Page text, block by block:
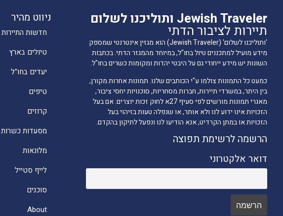
ניווט מהיר
חדשות התיירות
טיולים בארץ
יעדים בחו"ל
טיפים
קרוזים
מסעדות כשרות
מלונאות
לייף סטייל
סוכנים
About
Jewish Traveler ותוליכנו לשלום
תיירות לציבור הדתי
'ותוליכנו לשלום' (Jewish Traveler) הוא מגזין אינטרנטי שמספק
מידע מועיל למתכננים טיול בחו"ל, במיוחד מהמגזר הדתי. בכתבות
השונות יש מידע ייחודי גם על היבטי יהדות ומקומות כשרים בחו"ל.
כמעט כל התמונות צולמו ע"י הכותבים שלנו. תמונות אחרות מקורן,
בין היתר, במשרדי תיירות, חברות מסחריות, סוכנויות יחסי ציבור,
מאגרי תמונות מורשים לפי סעיף 27א לחוק זכות יוצרים. אם בעל
הזכויות אינו ידוע לנו ולא אותר, או שנפלה טעות בזיהוי בעל
הזכויות או במתן הקרדיט, אנא הודיעו לנו ונפעל לתיקון בהקדם.
הרשמה לרשימת תפוצה
דואר אלקטרוני